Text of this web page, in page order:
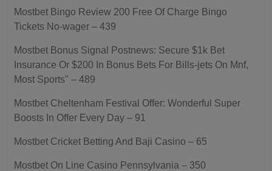
Mostbet Bingo Review 200 Free Of Charge Bingo
Tickets No-wager – 439
Mostbet Bonus Signal Postnews: Secure $1k Bet
Insurance Or $200 In Bonus Bets For Bills-jets On Mnf,
Most Sports" – 489
Mostbet Cheltenham Festival Offer: Wonderful Super
Boosts In Offer Every Day – 91
Mostbet Cricket Betting And Baji Casino – 65
Mostbet On Line Casino Pennsylvania – 350